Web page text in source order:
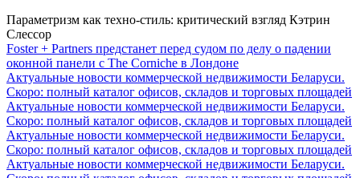
Параметризм как техно-стиль: критический взгляд Кэтрин
Слессор
Foster + Partners предстанет перед судом по делу о падении
оконной панели с The Corniche в Лондоне
Актуальные новости коммерческой недвижимости Беларуси.
Скоро: полный каталог офисов, складов и торговых площадей
Актуальные новости коммерческой недвижимости Беларуси.
Скоро: полный каталог офисов, складов и торговых площадей
Актуальные новости коммерческой недвижимости Беларуси.
Скоро: полный каталог офисов, складов и торговых площадей
Актуальные новости коммерческой недвижимости Беларуси.